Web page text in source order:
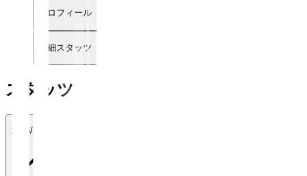
プロフィール
詳細スタッツ
スタッツ
2026/27